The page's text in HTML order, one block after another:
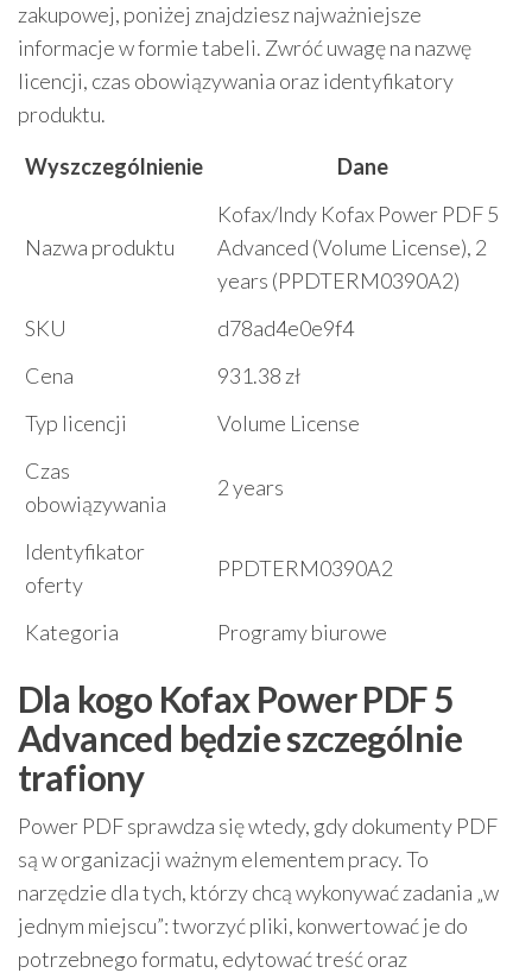
zakupowej, poniżej znajdziesz najważniejsze
informacje w formie tabeli. Zwróć uwagę na nazwę
licencji, czas obowiązywania oraz identyfikatory
produktu.
Wyszczególnienie
Dane
Nazwa produktu
Kofax/Indy Kofax Power PDF 5
Advanced (Volume License), 2
years (PPDTERM0390A2)
SKU
d78ad4e0e9f4
Cena
931.38 zł
Typ licencji
Volume License
Czas
obowiązywania
2 years
Identyfikator
oferty
PPDTERM0390A2
Kategoria Programy biurowe
Dla kogo Kofax Power PDF 5
Advanced będzie szczególnie
trafiony
Power PDF sprawdza się wtedy, gdy dokumenty PDF
są w organizacji ważnym elementem pracy. To
narzędzie dla tych, którzy chcą wykonywać zadania „w
jednym miejscu”: tworzyć pliki, konwertować je do
potrzebnego formatu, edytować treść oraz